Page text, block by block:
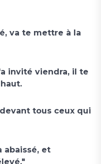
va te mettre à la
invité viendra, il te
tous ceux qui
abaissé, et